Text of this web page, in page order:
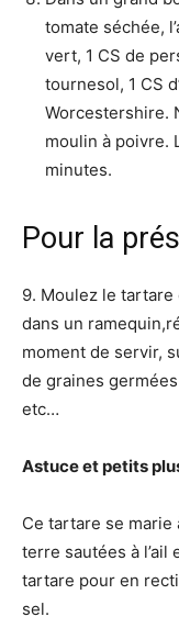
tomate séchée,
vert, 1 CS de
tournesol, 1 CS
Worcestershire.
moulin à poivre.
minutes.
Pour la
9. Moulez le
dans un
moment de servir,
de graines
etc…
Astuce et petits
Ce tartare se marie
terre sautées à l’ail
tartare pour en
sel.